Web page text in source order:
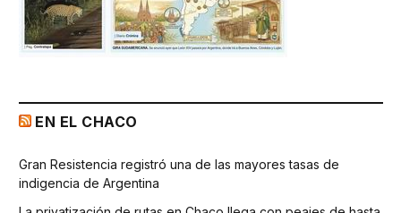
EN EL CHACO
Gran Resistencia registró una de las mayores tasas de
indigencia de Argentina